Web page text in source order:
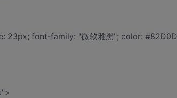
23px; font-family: "微软雅黑"; color: